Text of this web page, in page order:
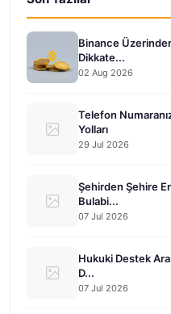
Binance
Dikkate...
02 Aug 2026
Telefon
Yolları
29 Jul 2026
Şehirden Şehire
Bulabi...
07 Jul 2026
Hukuki Destek
D...
07 Jul 2026